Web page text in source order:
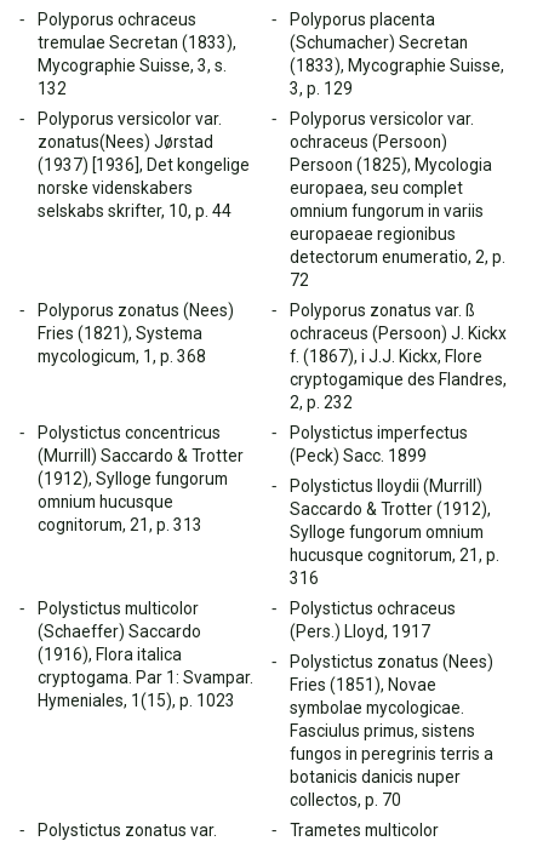
Polyporus ochraceus
tremulae Secretan (1833),
Mycographie Suisse, 3, s.
132
Polyporus placenta
(Schumacher) Secretan
(1833), Mycographie Suisse,
3, p. 129
Polyporus versicolor var.
zonatus(Nees) Jørstad
(1937) [1936], Det kongelige
norske videnskabers
selskabs skrifter, 10, p. 44
Polyporus versicolor var.
ochraceus (Persoon)
Persoon (1825), Mycologia
europaea, seu complet
omnium fungorum in variis
europaeae regionibus
detectorum enumeratio, 2, p.
72
Polyporus zonatus (Nees)
Fries (1821), Systema
mycologicum, 1, p. 368
Polyporus zonatus var. ß
ochraceus (Persoon) J. Kickx
f. (1867), i J.J. Kickx, Flore
cryptogamique des Flandres,
2, p. 232
Polystictus concentricus
(Murrill) Saccardo & Trotter
(1912), Sylloge fungorum
omnium hucusque
cognitorum, 21, p. 313
Polystictus imperfectus
(Peck) Sacc. 1899
Polystictus lloydii (Murrill)
Saccardo & Trotter (1912),
Sylloge fungorum omnium
hucusque cognitorum, 21, p.
316
Polystictus multicolor
(Schaeffer) Saccardo
(1916), Flora italica
cryptogama. Par 1: Svampar.
Hymeniales, 1(15), p. 1023
Polystictus ochraceus
(Pers.) Lloyd, 1917
Polystictus zonatus (Nees)
Fries (1851), Novae
symbolae mycologicae.
Fasciulus primus, sistens
fungos in peregrinis terris a
botanicis danicis nuper
collectos, p. 70
Polystictus zonatus var.
Trametes multicolor